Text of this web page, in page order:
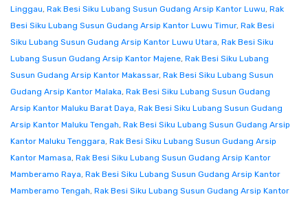
Linggau, Rak Besi Siku Lubang Susun Gudang Arsip Kantor Luwu, Rak
Besi Siku Lubang Susun Gudang Arsip Kantor Luwu Timur, Rak Besi
Siku Lubang Susun Gudang Arsip Kantor Luwu Utara, Rak Besi Siku
Lubang Susun Gudang Arsip Kantor Majene, Rak Besi Siku Lubang
Susun Gudang Arsip Kantor Makassar, Rak Besi Siku Lubang Susun
Gudang Arsip Kantor Malaka, Rak Besi Siku Lubang Susun Gudang
Arsip Kantor Maluku Barat Daya, Rak Besi Siku Lubang Susun Gudang
Arsip Kantor Maluku Tengah, Rak Besi Siku Lubang Susun Gudang Arsip
Kantor Maluku Tenggara, Rak Besi Siku Lubang Susun Gudang Arsip
Kantor Mamasa, Rak Besi Siku Lubang Susun Gudang Arsip Kantor
Mamberamo Raya, Rak Besi Siku Lubang Susun Gudang Arsip Kantor
Mamberamo Tengah, Rak Besi Siku Lubang Susun Gudang Arsip Kantor